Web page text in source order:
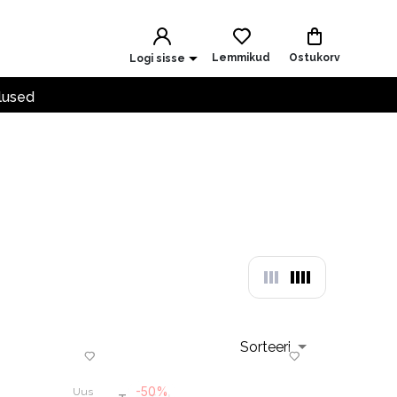
Logi sisse Lemmikud Ostukorv
Sorteeri
Uus -50%